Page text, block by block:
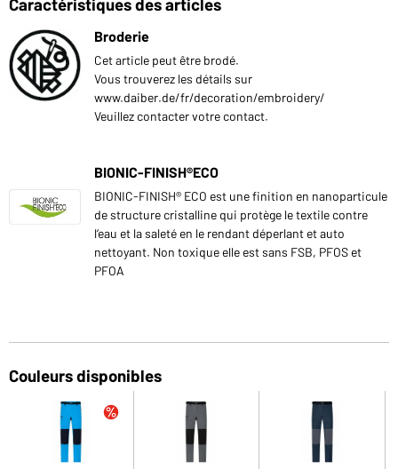
Broderie
Cet article peut être brodé.
Vous trouverez les détails sur
www.daiber.de/fr/decoration/embroidery/
Veuillez contacter votre contact.
BIONIC-FINISH®ECO
BIONIC-FINISH® ECO est une finition en nanoparticule
de structure cristalline qui protège le textile contre
l‘eau et la saleté en le rendant déperlant et auto
nettoyant. Non toxique elle est sans FSB, PFOS et
PFOA
Couleurs disponibles